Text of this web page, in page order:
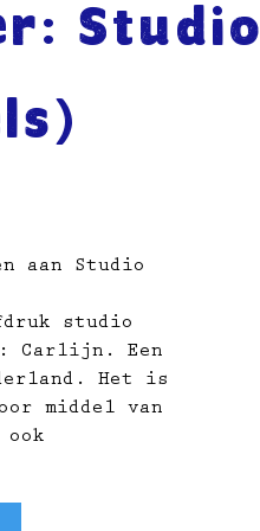
Studio
aan Studio
studio
Carlijn. Een
Het is
middel van